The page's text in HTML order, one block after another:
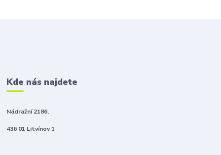
Kde nás najdete
Nádražní 2186,
436 01 Litvínov 1